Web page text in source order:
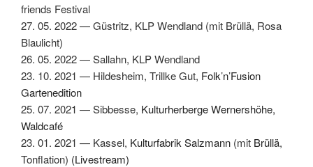
friends Fes­ti­val
27. 05. 2022 — Güstritz, KLP Wend­land (mit Brül­lä, Rosa
Blaulicht)
26. 05. 2022 — Sal­lahn, KLP Wend­land
23. 10. 2021 — Hildesheim, Tril­lke Gut, Folk’n’Fusion
Gartenedi­tion
25. 07. 2021 — Sibbesse, Kul­turher­berge Wern­er­shöhe,
Wald­café
23. 01. 2021 — Kas­sel, Kul­tur­fab­rik Salz­mann (mit Brül­lä,
Ton­fla­tion) (Livestream)